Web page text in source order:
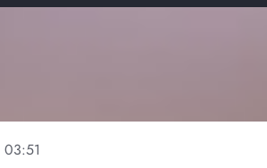
03:51